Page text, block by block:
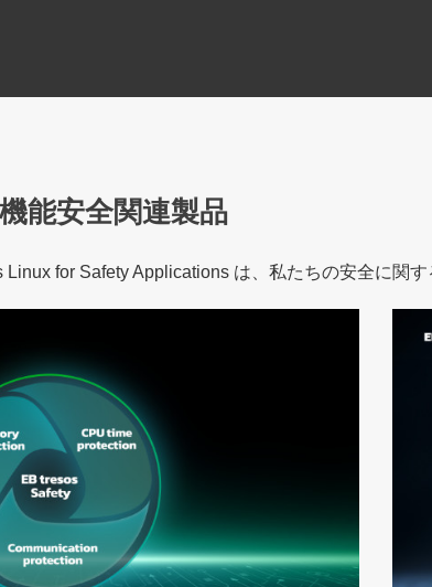
能安全関連製品
for Safety Applications は、私たちの安全に関